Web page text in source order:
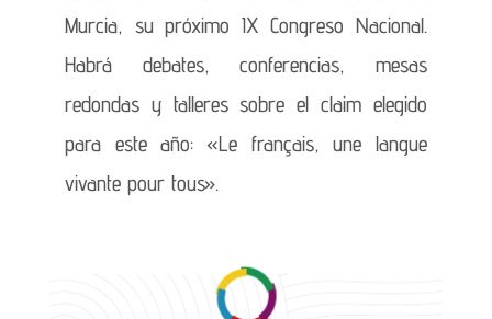
Murcia, su próximo IX Congreso Nacional.
Habrá debates, conferencias, mesas
redondas y talleres sobre el claim elegido
para este año: «Le français, une langue
vivante pour tous».